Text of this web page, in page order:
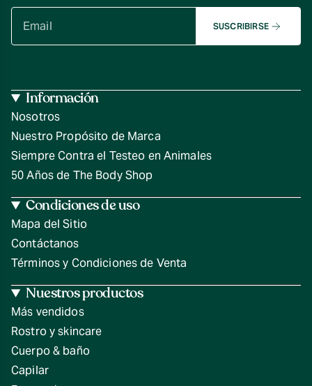
SUSCRIBIRSE
Información
Nosotros
Nuestro Propósito de Marca
Siempre Contra el Testeo en Animales
50 Años de The Body Shop
Condiciones de uso
Mapa del Sitio
Contáctanos
Términos y Condiciones de Venta
Nuestros productos
Más vendidos
Rostro y skincare
Cuerpo & baño
Capilar